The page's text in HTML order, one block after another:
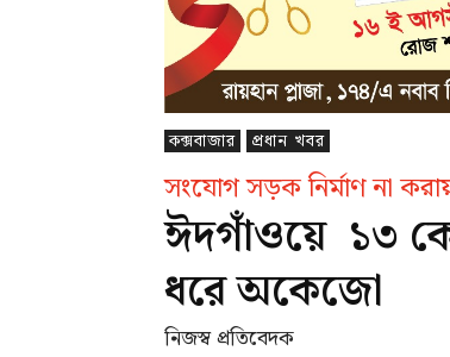
কক্সবাজার প্রধান খবর
সংযোগ সড়ক নির্মাণ না
ঈদগাঁওয়ে ১৩
ধরে অকেজো
নিজস্ব প্রতিবেদক